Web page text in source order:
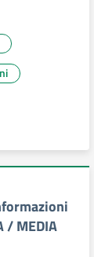
/ MEDIA